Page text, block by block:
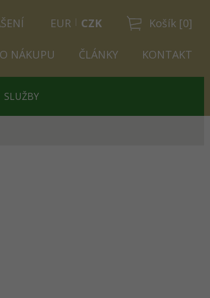
Košík [0]
EUR CZK
O NÁKUPU ČLÁNKY KONTAKT
SLUŽBY